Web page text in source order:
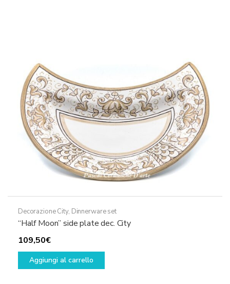
Decorazione City, Dinnerware set
“Half Moon” side plate dec. City
109,50€
Aggiungi al carrello